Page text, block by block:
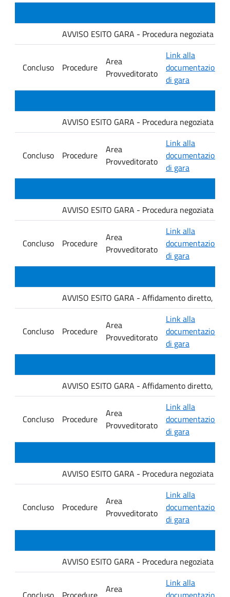
AVVISO ESITO GARA - Procedura negoziata
Concluso Procedure
Area
Provveditorato
Link alla
documentazione
di gara
AVVISO ESITO GARA - Procedura negoziata
Concluso Procedure
Area
Provveditorato
Link alla
documentazione
di gara
AVVISO ESITO GARA - Procedura negoziata
Concluso Procedure
Area
Provveditorato
Link alla
documentazione
di gara
AVVISO ESITO GARA - Affidamento diretto, ai
Concluso Procedure
Area
Provveditorato
Link alla
documentazione
di gara
AVVISO ESITO GARA - Affidamento diretto, ai
Concluso Procedure
Area
Provveditorato
Link alla
documentazione
di gara
AVVISO ESITO GARA - Procedura negoziata
Concluso Procedure
Area
Provveditorato
Link alla
documentazione
di gara
AVVISO ESITO GARA - Procedura negoziata
Area
Link alla